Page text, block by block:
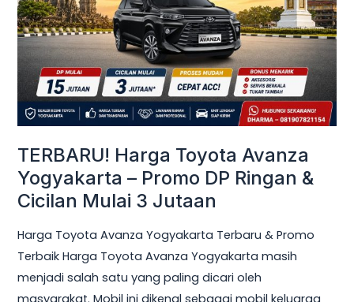
TERBARU! Harga Toyota Avanza
Yogyakarta – Promo DP Ringan &
Cicilan Mulai 3 Jutaan
Harga Toyota Avanza Yogyakarta Terbaru & Promo
Terbaik Harga Toyota Avanza Yogyakarta masih
menjadi salah satu yang paling dicari oleh
Yogyakarta
–
Promo
DP
Ringan
&
Mulai
3
Jutaan